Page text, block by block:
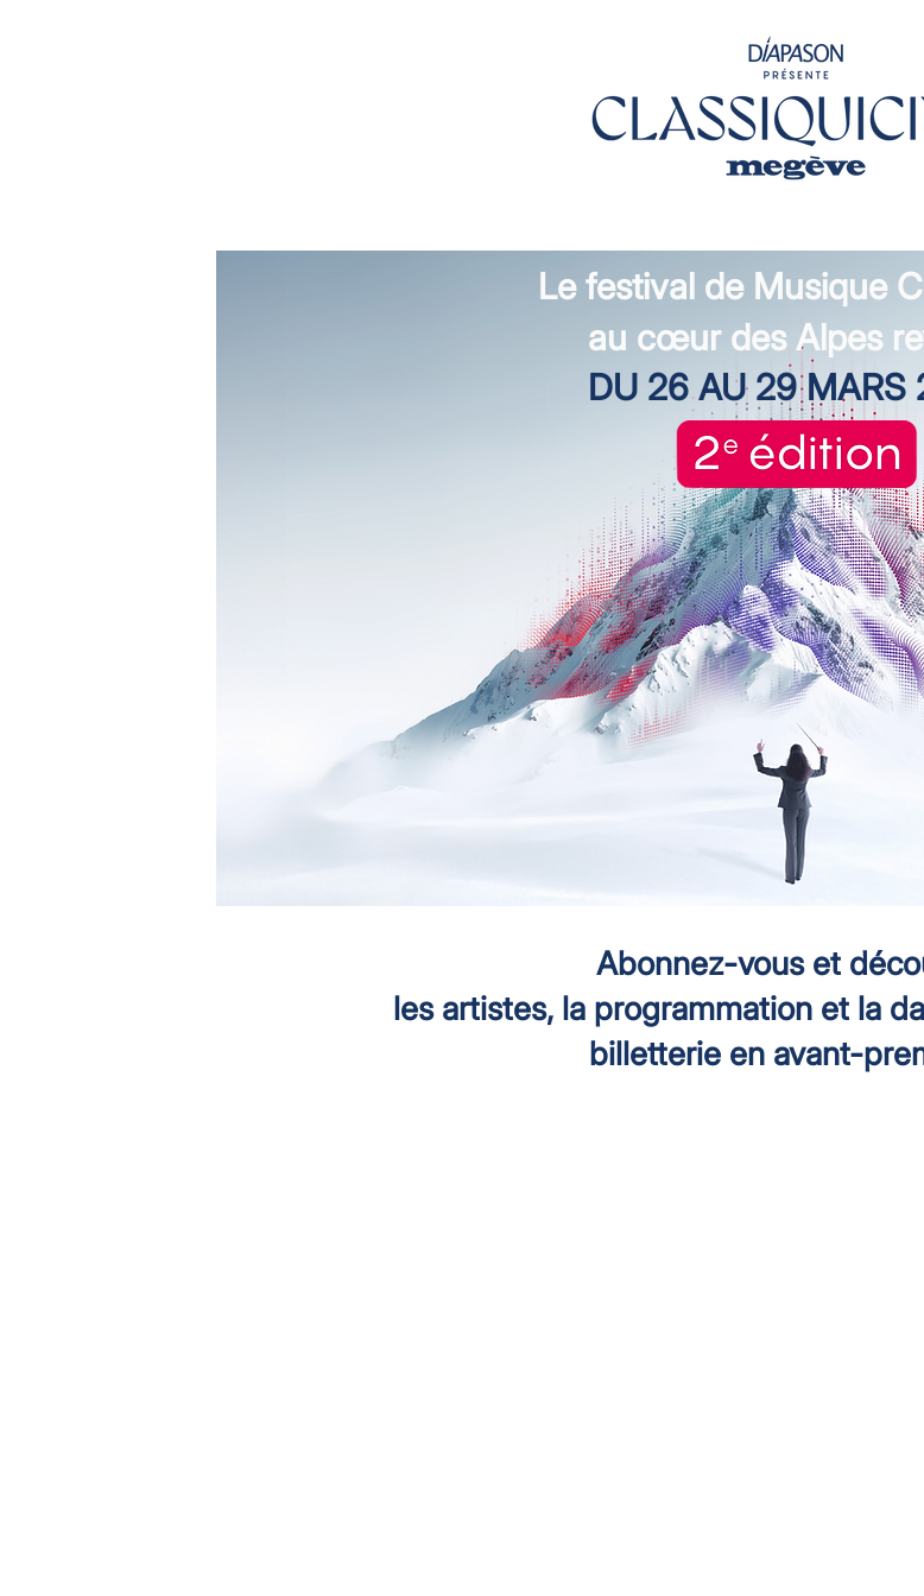
Le festival de Musique
au cœur des Alpes
DU 26 AU 29 MARS
Abonnez-vous et
les artistes, la programmation et la
billetterie en avant-